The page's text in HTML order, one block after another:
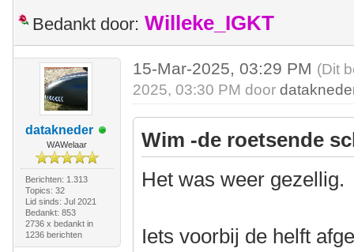
Bedankt door: Willeke_IGKT
datakneder
WAWelaar
Berichten: 1.313
Topics: 32
Lid sinds: Jul 2021
Bedankt: 853
2736 x bedankt in
1236 berichten
15-Mar-2025, 03:29 PM (Dit
2025, 03:30 PM door
Wim -de roetsende
Het was weer gezellig.
Iets voorbij de helft